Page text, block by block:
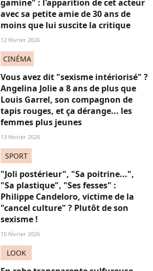
gamine" : l'apparition de cet acteur
avec sa petite amie de 30 ans de
moins que lui suscite la critique
12 février 2026
CINÉMA
Vous avez dit "sexisme intériorisé" ?
Angelina Jolie a 8 ans de plus que
Louis Garrel, son compagnon de
tapis rouges, et ça dérange... les
femmes plus jeunes
13 février 2026
SPORT
"Joli postérieur", "Sa poitrine...",
"Sa plastique", "Ses fesses" :
Philippe Candeloro, victime de la
"cancel culture" ? Plutôt de son
sexisme !
15 février 2026
LOOK